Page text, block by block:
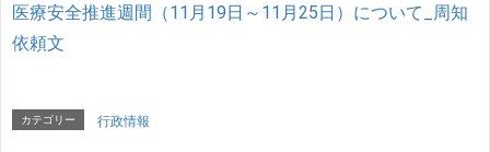
医療安全推進週間（11月19日～11月25日）について_周知
依頼文
カテゴリー 行政情報